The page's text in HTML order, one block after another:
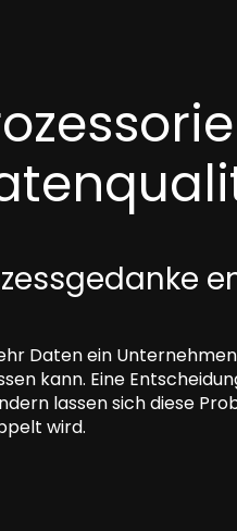
Daten ein
kann. Eine
lassen sich diese
wird.